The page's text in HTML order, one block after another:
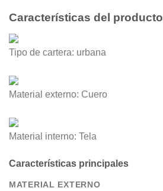
Características del producto
Tipo de cartera: urbana
Material externo: Cuero
Material interno: Tela
Características principales
MATERIAL EXTERNO